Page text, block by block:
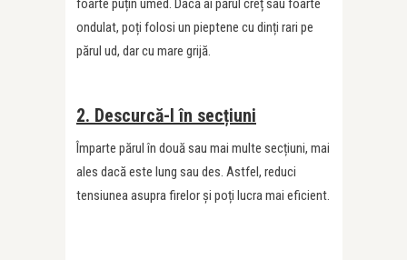
foarte puțin umed. Dacă ai părul creț sau foarte
ondulat, poți folosi un pieptene cu dinți rari pe
părul ud, dar cu mare grijă.
2. Descurcă-l în secțiuni
Împarte părul în două sau mai multe secțiuni, mai
ales dacă este lung sau des. Astfel, reduci
tensiunea asupra firelor și poți lucra mai eficient.